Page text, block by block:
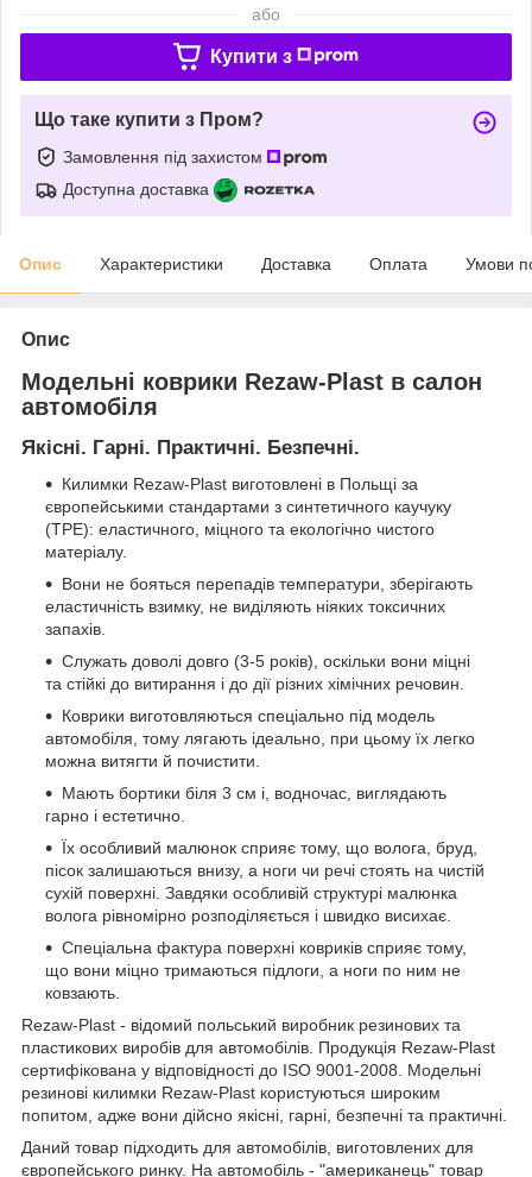
або
Купити з
Що таке купити з Пром?
Замовлення під захистом
Доступна доставка
Опис Характеристики Доставка Оплата Умови
Опис
Модельні коврики Rezaw-Plast в салон
автомобіля
Якісні. Гарні. Практичні. Безпечні.
Килимки Rezaw-Plast виготовлені в Польщі за
європейськими стандартами з синтетичного каучуку
(ТРЕ): еластичного, міцного та екологічно чистого
матеріалу.
Вони не бояться перепадів температури, зберігають
еластичність взимку, не виділяють ніяких токсичних
запахів.
Служать доволі довго (3-5 років), оскільки вони міцні
та стійкі до витирання і до дії різних хімічних речовин.
Коврики виготовляються спеціально під модель
автомобіля, тому лягають ідеально, при цьому їх легко
можна витягти й почистити.
Мають бортики біля 3 см і, водночас, виглядають
гарно і естетично.
Їх особливий малюнок сприяє тому, що волога, бруд,
пісок залишаються внизу, а ноги чи речі стоять на чистій
сухій поверхні. Завдяки особливій структурі малюнка
волога рівномірно розподіляється і швидко висихає.
Спеціальна фактура поверхні ковриків сприяє тому,
що вони міцно тримаються підлоги, а ноги по ним не
ковзають.
Rezaw-Plast - відомий польський виробник резинових та
пластикових виробів для автомобілів. Продукція Rezaw-Plast
сертифікована у відповідності до ISO 9001-2008. Модельні
резинові килимки Rezaw-Plast користуються широким
попитом, адже вони дійсно якісні, гарні, безпечні та практичні.
Даний товар підходить для автомобілів, виготовлених для
європейського ринку. На автомобіль - "американець" товар